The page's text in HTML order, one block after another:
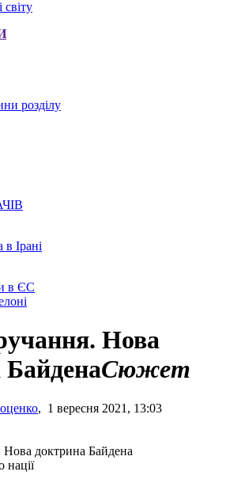
розділу
в Ірані
в ЄС
Нова
БайденаСюжет
, 1 вересня 2021, 13:03
нації